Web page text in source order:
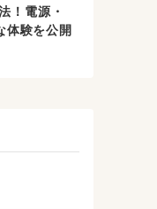
！電源・
体験を公開